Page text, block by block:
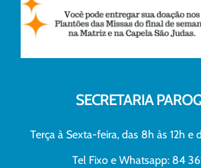
SECRETARIA
Terça à Sexta-feira, das 8h às 12h e
Tel Fixo e Whatsapp: 84